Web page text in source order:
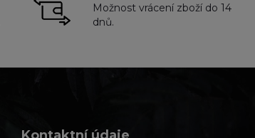
Možnost vrácení zboží do 14
dnů.